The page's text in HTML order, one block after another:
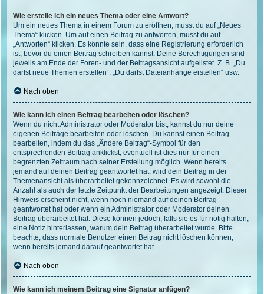
Wie erstelle ich ein neues Thema oder eine Antwort?
Um ein neues Thema in einem Forum zu eröffnen, musst du auf „Neues
Thema“ klicken. Um auf einen Beitrag zu antworten, musst du auf
„Antworten“ klicken. Es könnte sein, dass eine Registrierung erforderlich
ist, bevor du einen Beitrag schreiben kannst. Deine Berechtigungen sind
jeweils am Ende der Foren- und der Beitragsansicht aufgelistet. Z. B. „Du
darfst neue Themen erstellen“, „Du darfst Dateianhänge erstellen“ usw.
Nach oben
Wie kann ich einen Beitrag bearbeiten oder löschen?
Wenn du nicht Administrator oder Moderator bist, kannst du nur deine
eigenen Beiträge bearbeiten oder löschen. Du kannst einen Beitrag
bearbeiten, indem du das „Ändere Beitrag“-Symbol für den
entsprechenden Beitrag anklickst; eventuell ist dies nur für einen
begrenzten Zeitraum nach seiner Erstellung möglich. Wenn bereits
jemand auf deinen Beitrag geantwortet hat, wird dein Beitrag in der
Themenansicht als überarbeitet gekennzeichnet. Es wird sowohl die
Anzahl als auch der letzte Zeitpunkt der Bearbeitungen angezeigt. Dieser
Hinweis erscheint nicht, wenn noch niemand auf deinen Beitrag
geantwortet hat oder wenn ein Administrator oder Moderator deinen
Beitrag überarbeitet hat. Diese können jedoch, falls sie es für nötig halten,
eine Notiz hinterlassen, warum dein Beitrag überarbeitet wurde. Bitte
beachte, dass normale Benutzer einen Beitrag nicht löschen können,
wenn bereits jemand darauf geantwortet hat.
Nach oben
Wie kann ich meinem Beitrag eine Signatur anfügen?